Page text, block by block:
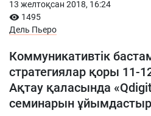
13 желтоқсан 2018, 16:24
1495
Дель Пьеро
Коммуникативтік
стратегиялар қоры 11-
Ақтау қаласында
семинарын